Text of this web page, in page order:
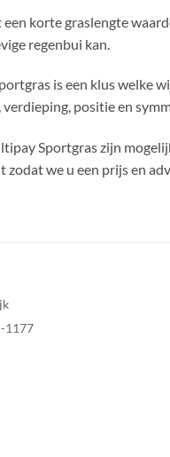
korte graslengte
regenbui kan.
is een klus welke
positie en
Sportgras zijn
we u een prijs en
1177